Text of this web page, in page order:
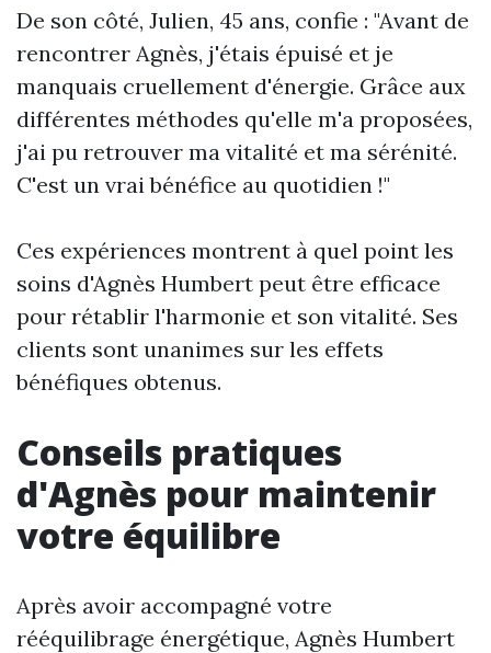
De son côté, Julien, 45 ans, confie : "Avant de
rencontrer Agnès, j'étais épuisé et je
manquais cruellement d'énergie. Grâce aux
différentes méthodes qu'elle m'a proposées,
j'ai pu retrouver ma vitalité et ma sérénité.
C'est un vrai bénéfice au quotidien !"
Ces expériences montrent à quel point les
soins d'Agnès Humbert peut être efficace
pour rétablir l'harmonie et son vitalité. Ses
clients sont unanimes sur les effets
bénéfiques obtenus.
Conseils pratiques
d'Agnès pour maintenir
votre équilibre
Après avoir accompagné votre
rééquilibrage énergétique, Agnès Humbert